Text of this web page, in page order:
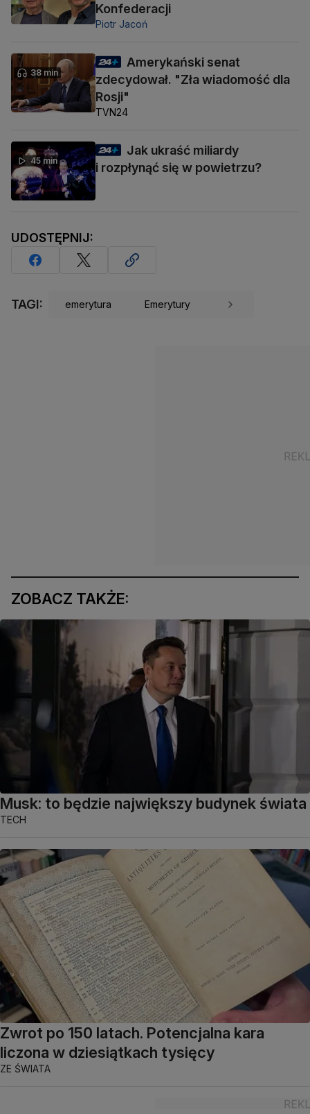
Konfederacji
Piotr Jacoń
38 min
Amerykański senat
zdecydował. "Zła wiadomość dla
Rosji"
TVN24
45 min
Jak ukraść miliardy
i rozpłynąć się w powietrzu?
UDOSTĘPNIJ:
TAGI: emerytura Emerytury
ZOBACZ TAKŻE:
Musk: to będzie największy budynek świata
TECH
Zwrot po 150 latach. Potencjalna kara
liczona w dziesiątkach tysięcy
ZE ŚWIATA